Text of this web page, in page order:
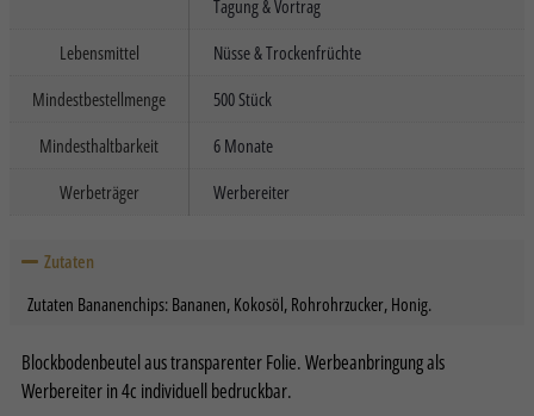
Tagung & Vortrag
Lebensmittel
Nüsse & Trockenfrüchte
Mindestbestellmenge
500 Stück
Mindesthaltbarkeit
6 Monate
Werbeträger
Werbereiter
Zutaten
Zutaten Bananenchips: Bananen, Kokosöl, Rohrohrzucker, Honig.
Blockbodenbeutel aus transparenter Folie. Werbeanbringung als
Werbereiter in 4c individuell bedruckbar.
Informationen anzeigen lassen und so nur bestimmte Cookies
Nur essenzielle Cookies akzeptieren
Zurück
Statistiken (2)